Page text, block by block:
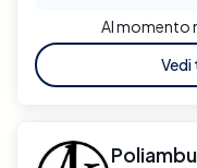
Al momento
Vedi